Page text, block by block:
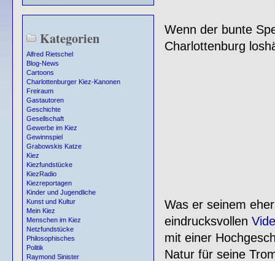
Kategorien
Alfred Rietschel
Blog-News
Cartoons
Charlottenburger Kiez-Kanonen
Freiraum
Gastautoren
Geschichte
Gesellschaft
Gewerbe im Kiez
Gewinnspiel
Grabowskis Katze
Kiez
Kiezfundstücke
KiezRadio
Kiezreportagen
Kinder und Jugendliche
Kunst und Kultur
Mein Kiez
Menschen im Kiez
Netzfundstücke
Philosophisches
Politik
Raymond Sinister
Wenn der bunte
Charlottenburg
Was er seinem
eindrucksvollen
mit einer
Natur für seine